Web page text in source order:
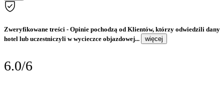
Zweryfikowane treści - Opinie pochodzą od Klientów, którzy odwiedzili dany
hotel lub uczestniczyli w wycieczce objazdowej...
więcej
6.0/6